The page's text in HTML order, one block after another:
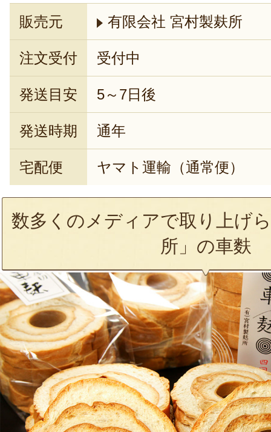
販売元 有限会社 宮村製麸所
注文受付 受付中
発送目安 5～7日後
発送時期 通年
宅配便 ヤマト運輸（通常便）
数多くのメディアで取り上げ
所」の車麩